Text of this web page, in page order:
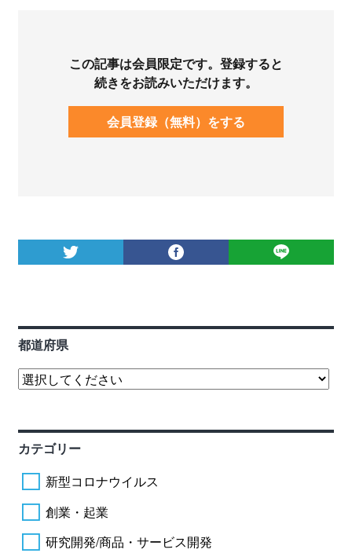
この記事は会員限定です。登録すると
続きをお読みいただけます。
会員登録（無料）をする
都道府県
カテゴリー
新型コロナウイルス
創業・起業
研究開発/商品・サービス開発